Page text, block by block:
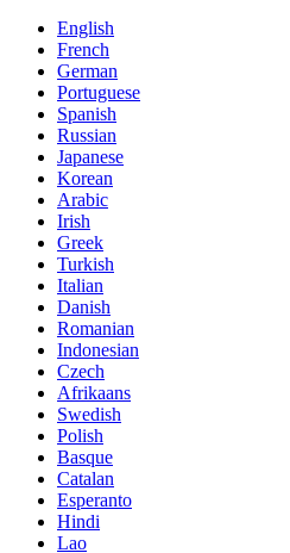
English
French
German
Portuguese
Spanish
Russian
Japanese
Korean
Arabic
Irish
Greek
Turkish
Italian
Danish
Romanian
Indonesian
Czech
Afrikaans
Swedish
Polish
Basque
Catalan
Esperanto
Hindi
Lao